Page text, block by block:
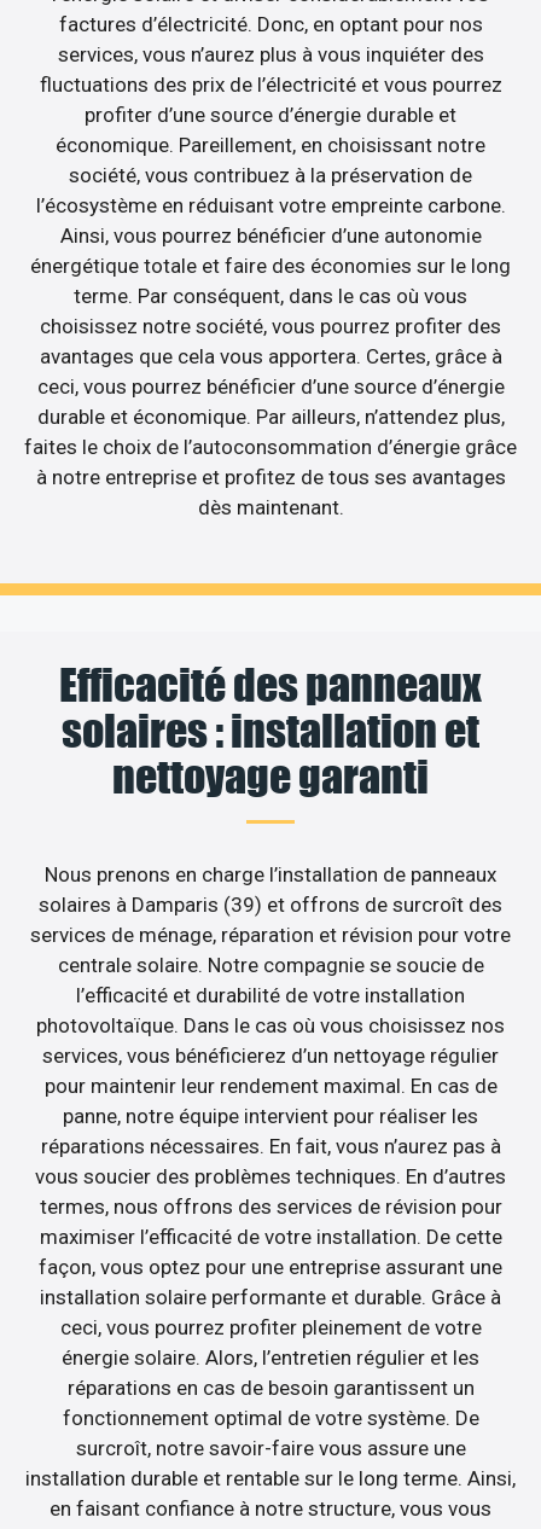
factures d’électricité. Donc, en optant pour nos
services, vous n’aurez plus à vous inquiéter des
fluctuations des prix de l’électricité et vous pourrez
profiter d’une source d’énergie durable et
économique. Pareillement, en choisissant notre
société, vous contribuez à la préservation de
l’écosystème en réduisant votre empreinte carbone.
Ainsi, vous pourrez bénéficier d’une autonomie
énergétique totale et faire des économies sur le long
terme. Par conséquent, dans le cas où vous
choisissez notre société, vous pourrez profiter des
avantages que cela vous apportera. Certes, grâce à
ceci, vous pourrez bénéficier d’une source d’énergie
durable et économique. Par ailleurs, n’attendez plus,
faites le choix de l’autoconsommation d’énergie grâce
à notre entreprise et profitez de tous ses avantages
dès maintenant.
Efficacité des panneaux
solaires : installation et
nettoyage garanti
Nous prenons en charge l’installation de panneaux
solaires à Damparis (39) et offrons de surcroît des
services de ménage, réparation et révision pour votre
centrale solaire. Notre compagnie se soucie de
l’efficacité et durabilité de votre installation
photovoltaïque. Dans le cas où vous choisissez nos
services, vous bénéficierez d’un nettoyage régulier
pour maintenir leur rendement maximal. En cas de
panne, notre équipe intervient pour réaliser les
réparations nécessaires. En fait, vous n’aurez pas à
vous soucier des problèmes techniques. En d’autres
termes, nous offrons des services de révision pour
maximiser l’efficacité de votre installation. De cette
façon, vous optez pour une entreprise assurant une
installation solaire performante et durable. Grâce à
ceci, vous pourrez profiter pleinement de votre
énergie solaire. Alors, l’entretien régulier et les
réparations en cas de besoin garantissent un
fonctionnement optimal de votre système. De
surcroît, notre savoir-faire vous assure une
installation durable et rentable sur le long terme. Ainsi,
en faisant confiance à notre structure, vous vous